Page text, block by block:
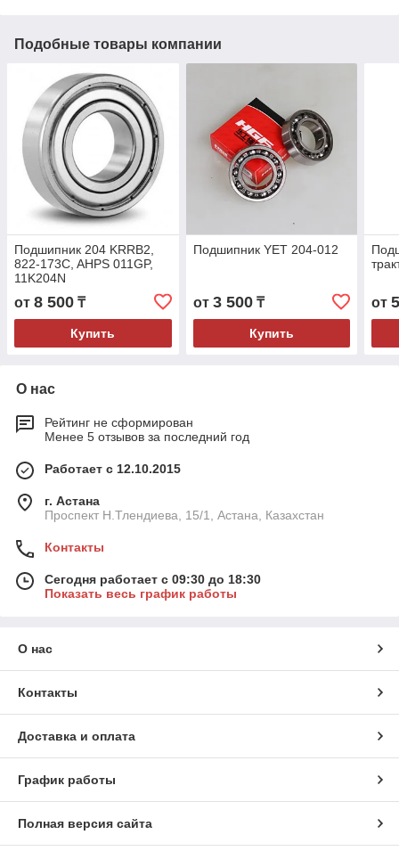
Подобные товары компании
Подшипник 204 KRRB2,
822-173C, AHPS 011GP,
11K204N
от 8 500 ₸
Купить
Подшипник YET 204-012
от 3 500₸
Купить
от
О нас
Рейтинг не сформирован
Менее 5 отзывов за последний год
Работает с 12.10.2015
г. Астана
Проспект Н.Тлендиева, 15/1, Астана, Казахстан
Контакты
Сегодня работает с 09:30 до 18:30
Показать весь график работы
О нас
Контакты
Доставка и оплата
График работы
Полная версия сайта